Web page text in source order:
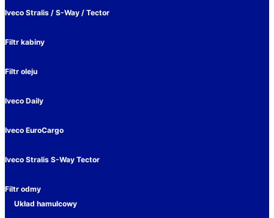
Iveco Stralis / S-Way / Tector
Filtr kabiny
Filtr oleju
Iveco Daily
Iveco EuroCargo
Iveco Stralis S-Way Tector
Filtr odmy
Układ hamulcowy